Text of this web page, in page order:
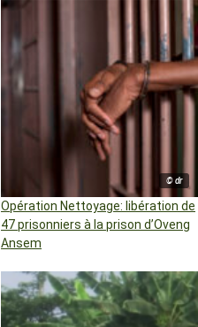
© dr
Opération Nettoyage: libération de
47 prisonniers à la prison d’Oveng
Ansem